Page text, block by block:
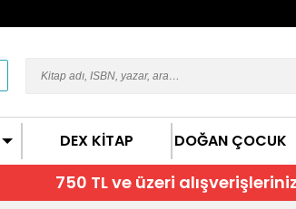
DEX KİTAP DOĞAN ÇOCUK
750 TL ve üzeri